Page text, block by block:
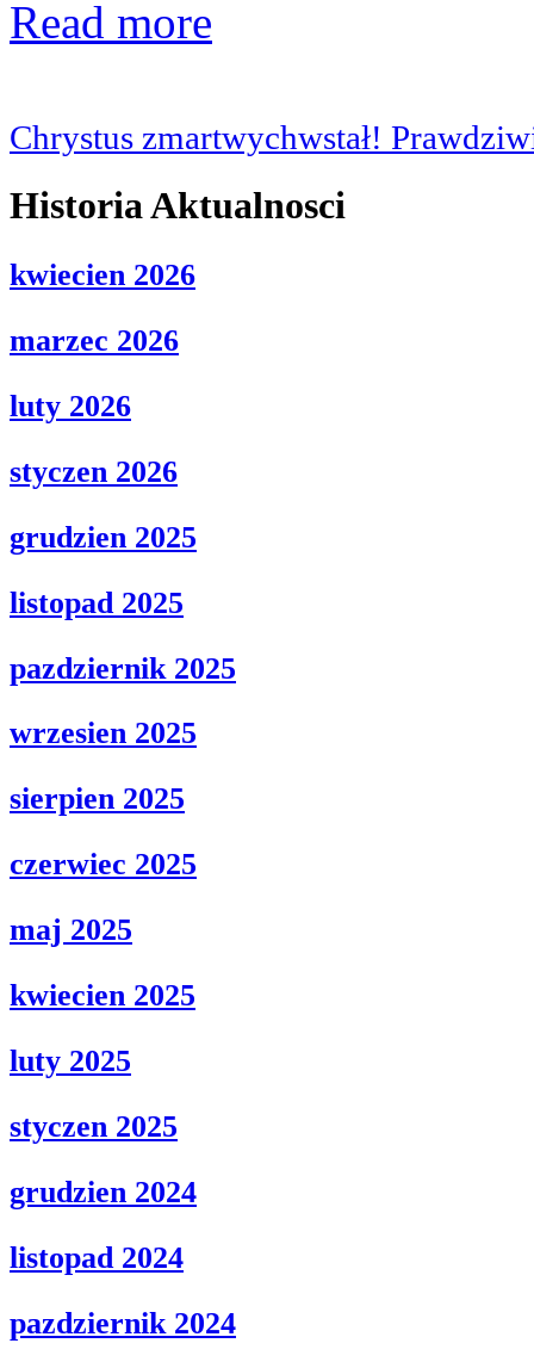
Read more
Chrystus zmartwychwstał!
Historia Aktualnosci
kwiecien 2026
marzec 2026
luty 2026
styczen 2026
grudzien 2025
listopad 2025
pazdziernik 2025
wrzesien 2025
sierpien 2025
czerwiec 2025
maj 2025
kwiecien 2025
luty 2025
styczen 2025
grudzien 2024
listopad 2024
pazdziernik 2024